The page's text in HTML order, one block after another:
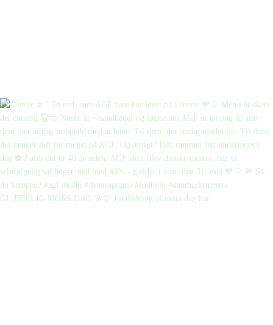
GLÆDELIG MORS DAG 🌸🩷 I anledning af mors dag har